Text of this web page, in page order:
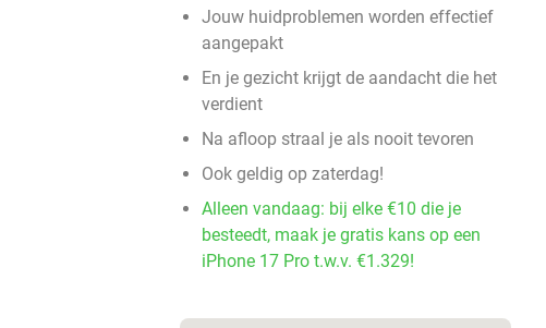
Jouw huidproblemen worden effectief
aangepakt
En je gezicht krijgt de aandacht die het
verdient
Na afloop straal je als nooit tevoren
Ook geldig op zaterdag!
Alleen vandaag: bij elke €10 die je
besteedt, maak je gratis kans op een
iPhone 17 Pro t.w.v. €1.329!